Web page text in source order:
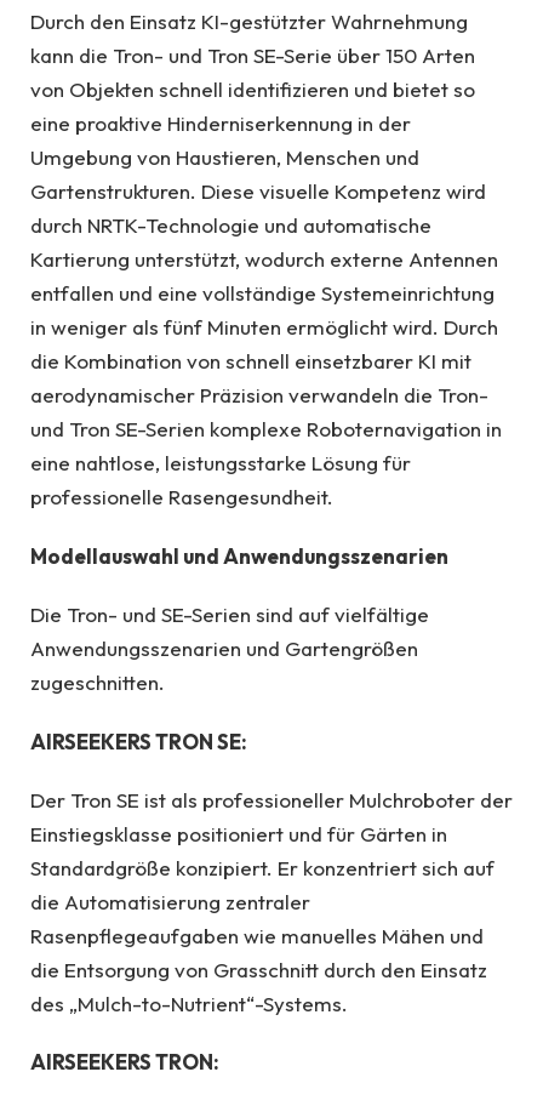
Durch den Einsatz KI-gestützter Wahrnehmung
kann die Tron- und Tron SE-Serie über 150 Arten
von Objekten schnell identifizieren und bietet so
eine proaktive Hinderniserkennung in der
Umgebung von Haustieren, Menschen und
Gartenstrukturen. Diese visuelle Kompetenz wird
durch NRTK-Technologie und automatische
Kartierung unterstützt, wodurch externe Antennen
entfallen und eine vollständige Systemeinrichtung
in weniger als fünf Minuten ermöglicht wird. Durch
die Kombination von schnell einsetzbarer KI mit
aerodynamischer Präzision verwandeln die Tron-
und Tron SE-Serien komplexe Roboternavigation in
eine nahtlose, leistungsstarke Lösung für
professionelle Rasengesundheit.
Modellauswahl und Anwendungsszenarien
Die Tron- und SE-Serien sind auf vielfältige
Anwendungsszenarien und Gartengrößen
zugeschnitten.
AIRSEEKERS TRON SE:
Der Tron SE ist als professioneller Mulchroboter der
Einstiegsklasse positioniert und für Gärten in
Standardgröße konzipiert. Er konzentriert sich auf
die Automatisierung zentraler
Rasenpflegeaufgaben wie manuelles Mähen und
die Entsorgung von Grasschnitt durch den Einsatz
des „Mulch-to-Nutrient“-Systems.
AIRSEEKERS TRON: